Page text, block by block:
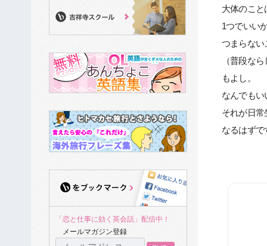
大体のこ
1つでいい
つまらない
（普段な
もよし。
なんでもい
それが日
なるはずで
「恋と仕事に効く英会話」配信中！
メールマガジン登録